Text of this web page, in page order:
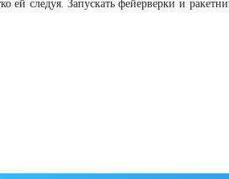
ей следуя. Запускать фейерверки и